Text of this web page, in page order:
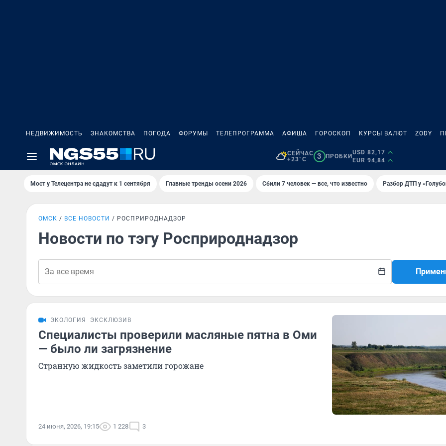
НЕДВИЖИМОСТЬ ЗНАКОМСТВА ПОГОДА ФОРУМЫ ТЕЛЕПРОГРАММА АФИША ГОРОСКОП КУРСЫ ВАЛЮТ ZODY
СЕЙЧАС
+23°C
3 ПРОБКИ
USD 82,17
EUR 94,84
Мост у Телецентра не сдадут к 1 сентября Главные тренды осени 2026 Сбили 7 человек — все, что известно Разбор ДТП у
ОМСК ВСЕ НОВОСТИ РОСПРИРОДНАДЗОР
Новости по тэгу Росприроднадзор
ЭКОЛОГИЯ ЭКСКЛЮЗИВ
Специалисты проверили масляные пятна в Оми
— было ли загрязнение
Странную жидкость заметили горожане
24 июня, 2026, 19:15 1 228 3